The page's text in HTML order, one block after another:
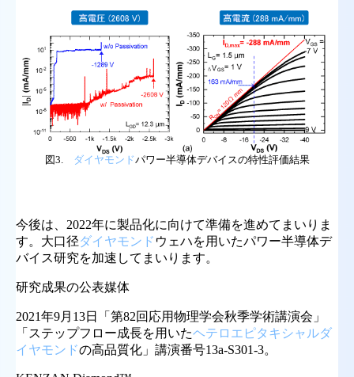
図3. ダイヤモンドパワー半導体デバイスの特性評価結果
今後は、2022年に製品化に向けて準備を進めてまいりま
す。大口径ダイヤモンド ウェハを用いたパワー半導体デ
バイス研究を加速してまいります。
研究成果の公表媒体
2021年9月13日「第82回応用物理学会秋季学術講演会」
「ステップフロー成長を用いたヘテロエピタキシャルダ
イヤモンドの高品質化」講演番号13a-S301-3。